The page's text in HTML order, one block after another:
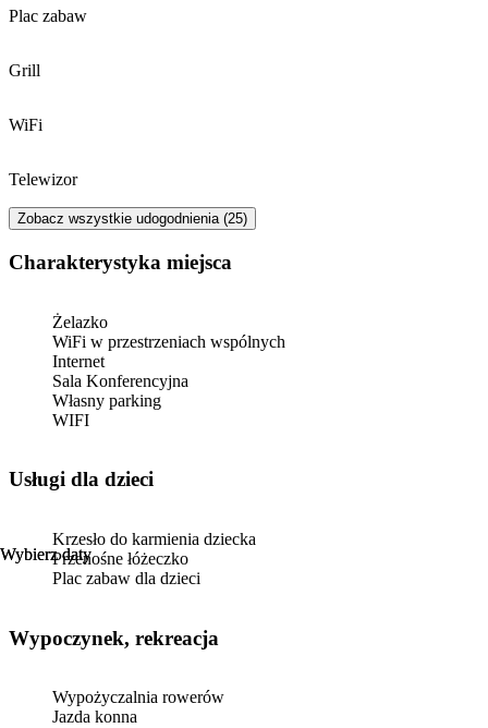
Wybierz daty
Wybierz daty
Plac zabaw
Grill
WiFi
Telewizor
Zobacz wszystkie udogodnienia (25)
Charakterystyka miejsca
Żelazko
WiFi w przestrzeniach wspólnych
Internet
Sala Konferencyjna
Własny parking
WIFI
usługi dla dzieci
Krzesło do karmienia dziecka
Przenośne łóżeczko
Plac zabaw dla dzieci
Wypoczynek, rekreacja
Wypożyczalnia rowerów
Jazda konna